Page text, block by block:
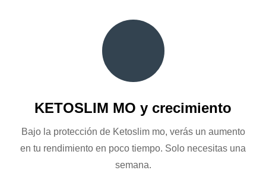
KETOSLIM MO y crecimiento
Bajo la protección de Ketoslim mo, verás un aumento
en tu rendimiento en poco tiempo. Solo necesitas una
semana.